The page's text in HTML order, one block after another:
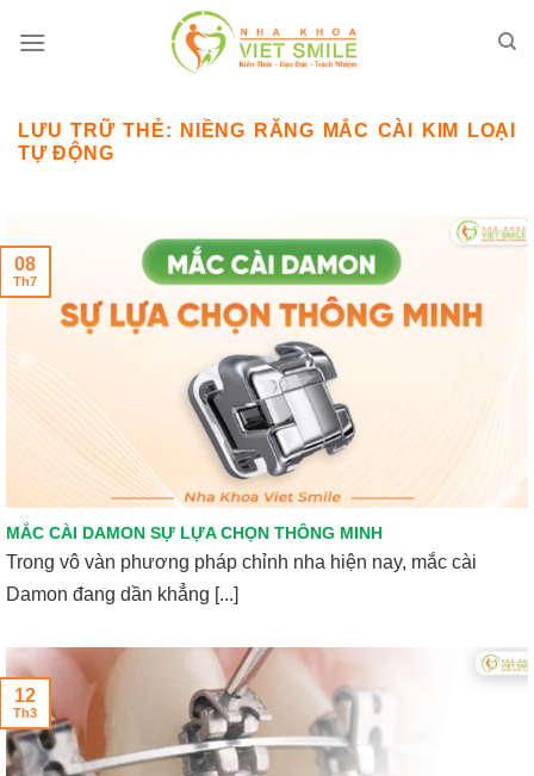
qua
LƯU TRỮ THẺ:
NIỀNG RĂNG MẮC CÀI KIM LOẠI
TỰ ĐỘNG
MẮC CÀI DAMON SỰ LỰA CHỌN THÔNG MINH
Trong vô vàn phương pháp chỉnh nha hiện nay, mắc cài
Damon đang dần khẳng [...]
08
Th7
12
Th3